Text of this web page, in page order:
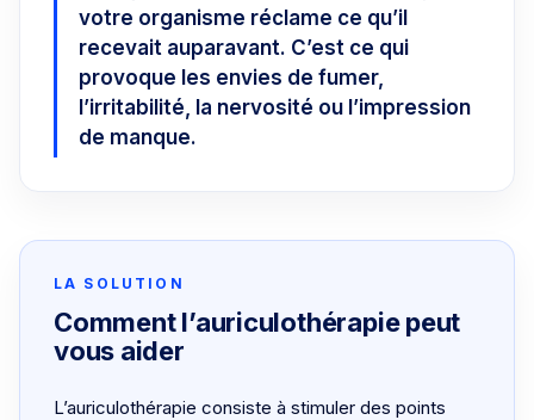
votre organisme réclame ce qu’il
recevait auparavant. C’est ce qui
provoque les envies de fumer,
l’irritabilité, la nervosité ou l’impression
de manque.
LA SOLUTION
Comment l’auriculothérapie peut
vous aider
L’auriculothérapie consiste à stimuler des points